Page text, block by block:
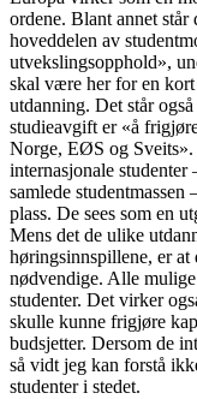
ordene. Blant annet står
hoveddelen av
utvekslingsopphold»,
skal være her for en
utdanning. Det står
studieavgift er «å
Norge, EØS og
internasjonale studenter
samlede
plass. De sees som en
Mens det de ulike
høringsinnspillene, er at
nødvendige. Alle
studenter. Det virker
skulle kunne frigjøre
budsjetter. Dersom de
så vidt jeg kan forstå
studenter i stedet.